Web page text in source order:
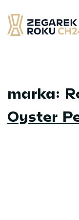
to
content
marka:
Oyster